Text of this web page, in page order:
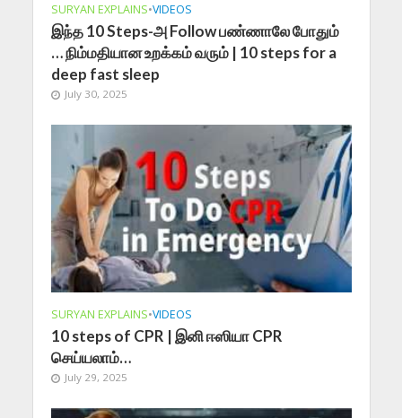
SURYAN EXPLAINS•VIDEOS
இந்த 10 Steps-அ Follow பண்ணாலே போதும்
… நிம்மதியான உறக்கம் வரும் | 10 steps for a
deep fast sleep
July 30, 2025
SURYAN EXPLAINS•VIDEOS
10 steps of CPR | இனி ஈஸியா CPR
செய்யலாம்…
July 29, 2025